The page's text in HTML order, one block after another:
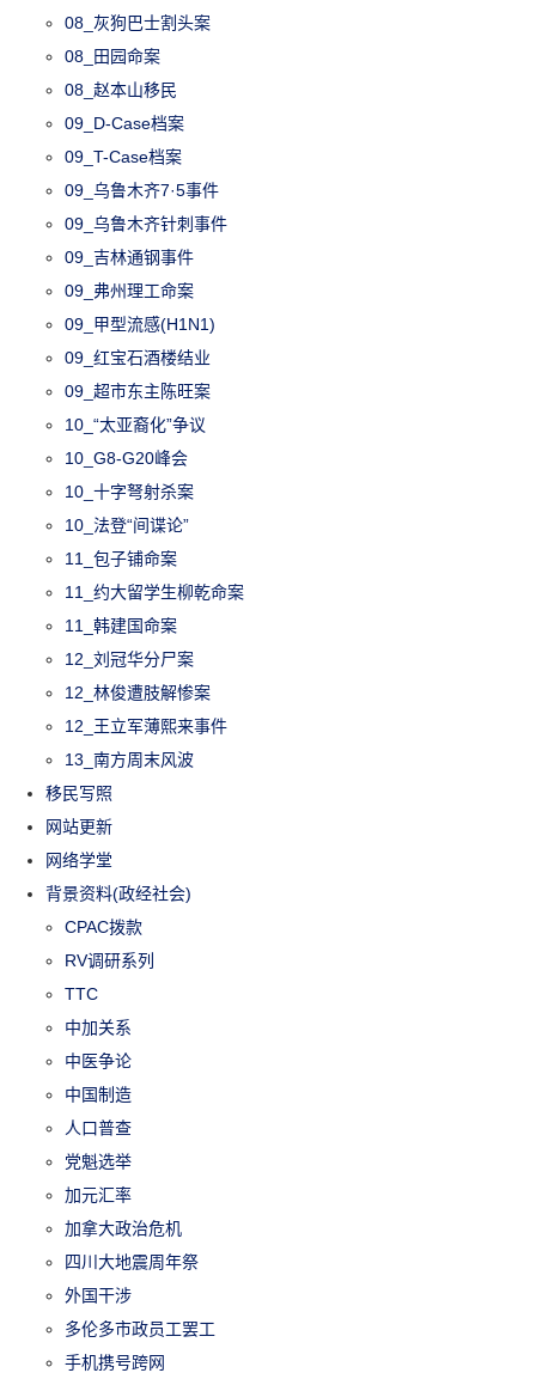
08_灰狗巴士割头案
08_田园命案
08_赵本山移民
09_D-Case档案
09_T-Case档案
09_乌鲁木齐7·5事件
09_乌鲁木齐针刺事件
09_吉林通钢事件
09_弗州理工命案
09_甲型流感(H1N1)
09_红宝石酒楼结业
09_超市东主陈旺案
10_“太亚裔化”争议
10_G8-G20峰会
10_十字弩射杀案
10_法登“间谍论”
11_包子铺命案
11_约大留学生柳乾命案
11_韩建国命案
12_刘冠华分尸案
12_林俊遭肢解惨案
12_王立军薄熙来事件
13_南方周末风波
移民写照
网站更新
网络学堂
背景资料(政经社会)
CPAC拨款
RV调研系列
TTC
中加关系
中医争论
中国制造
人口普查
党魁选举
加元汇率
加拿大政治危机
四川大地震周年祭
外国干涉
多伦多市政员工罢工
手机携号跨网